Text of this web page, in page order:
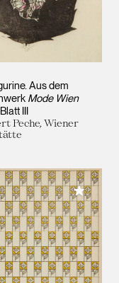
Aus dem
Mode Wien
III
Peche, Wiener
hinzufügen
Meiner